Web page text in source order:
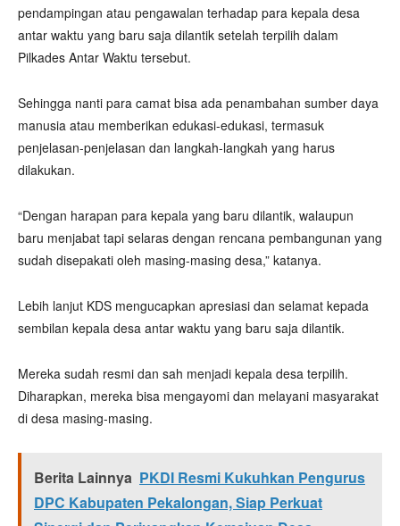
pendampingan atau pengawalan terhadap para kepala desa
antar waktu yang baru saja dilantik setelah terpilih dalam
Pilkades Antar Waktu tersebut.
Sehingga nanti para camat bisa ada penambahan sumber daya
manusia atau memberikan edukasi-edukasi, termasuk
penjelasan-penjelasan dan langkah-langkah yang harus
dilakukan.
“Dengan harapan para kepala yang baru dilantik, walaupun
baru menjabat tapi selaras dengan rencana pembangunan yang
sudah disepakati oleh masing-masing desa,” katanya.
Lebih lanjut KDS mengucapkan apresiasi dan selamat kepada
sembilan kepala desa antar waktu yang baru saja dilantik.
Mereka sudah resmi dan sah menjadi kepala desa terpilih.
Diharapkan, mereka bisa mengayomi dan melayani masyarakat
di desa masing-masing.
Berita Lainnya PKDI Resmi Kukuhkan Pengurus
DPC Kabupaten Pekalongan, Siap Perkuat